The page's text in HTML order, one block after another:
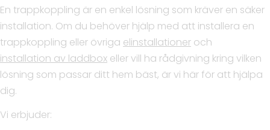
En trappkoppling är en enkel lösning som kräver en säker
installation. Om du behöver hjälp med att installera en
trappkoppling eller övriga elinstallationer och
installation av laddbox eller vill ha rådgivning kring vilken
lösning som passar ditt hem bäst, är vi här för att hjälpa
dig.
Vi erbjuder: